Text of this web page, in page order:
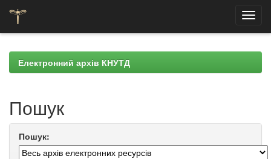
navigationЕлектронний архів КНУТД
Пошук
Пошук: